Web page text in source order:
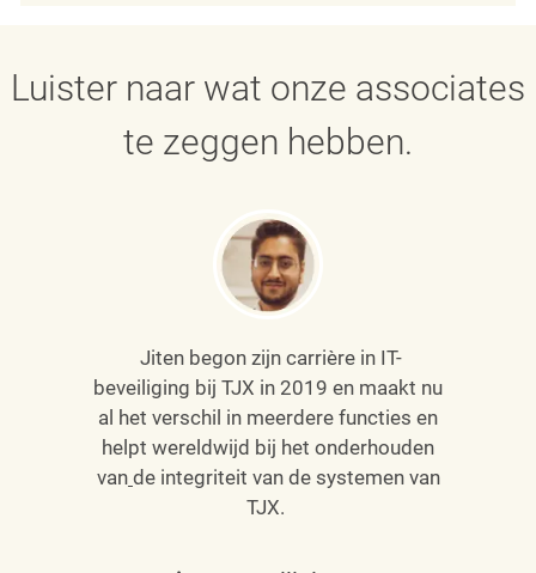
Luister naar wat onze associates
te zeggen hebben.
Jiten begon zijn carrière in IT-
beveiliging bij TJX in 2019 en maakt nu
al het verschil in meerdere functies en
helpt wereldwijd bij het onderhouden
van de integriteit van de systemen van
TJX.